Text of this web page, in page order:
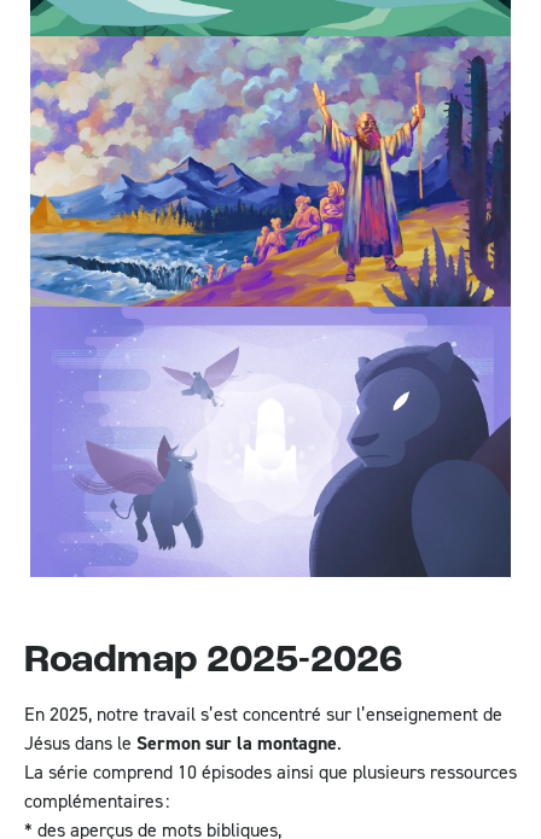
Roadmap 2025-2026
En 2025, notre travail s’est concentré surl’enseignement de
Jésus dans le Sermon sur la montagne.
La série comprend 10 épisodes ainsi que plusieurs ressources
complémentaires :
* des aperçus de mots bibliques,